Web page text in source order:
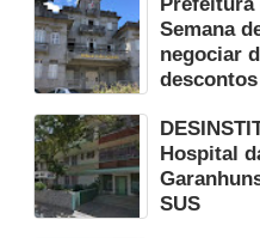
Semana
negociar
descontos
Hospital
SUS